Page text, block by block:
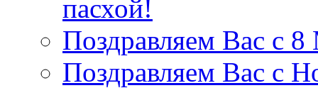
пасхой!
Поздравляем Вас c
Поздравляем Вас с